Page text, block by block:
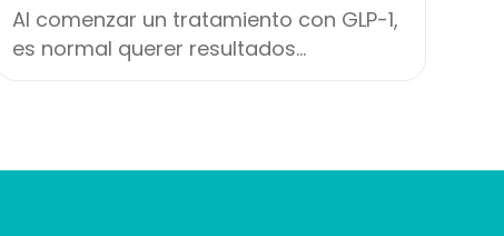
Al comenzar un tratamiento con GLP-1,
es normal querer resultados...